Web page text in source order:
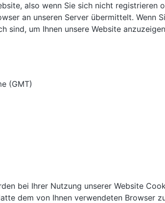
also wenn Sie sich nicht
an unseren Server übermittelt. Wenn
sind, um Ihnen unsere Website
(GMT)
bei Ihrer Nutzung unserer Website
dem von Ihnen verwendeten Browser